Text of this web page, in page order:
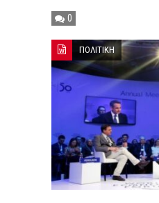
0
ΠΟΛΙΤΙΚΗ